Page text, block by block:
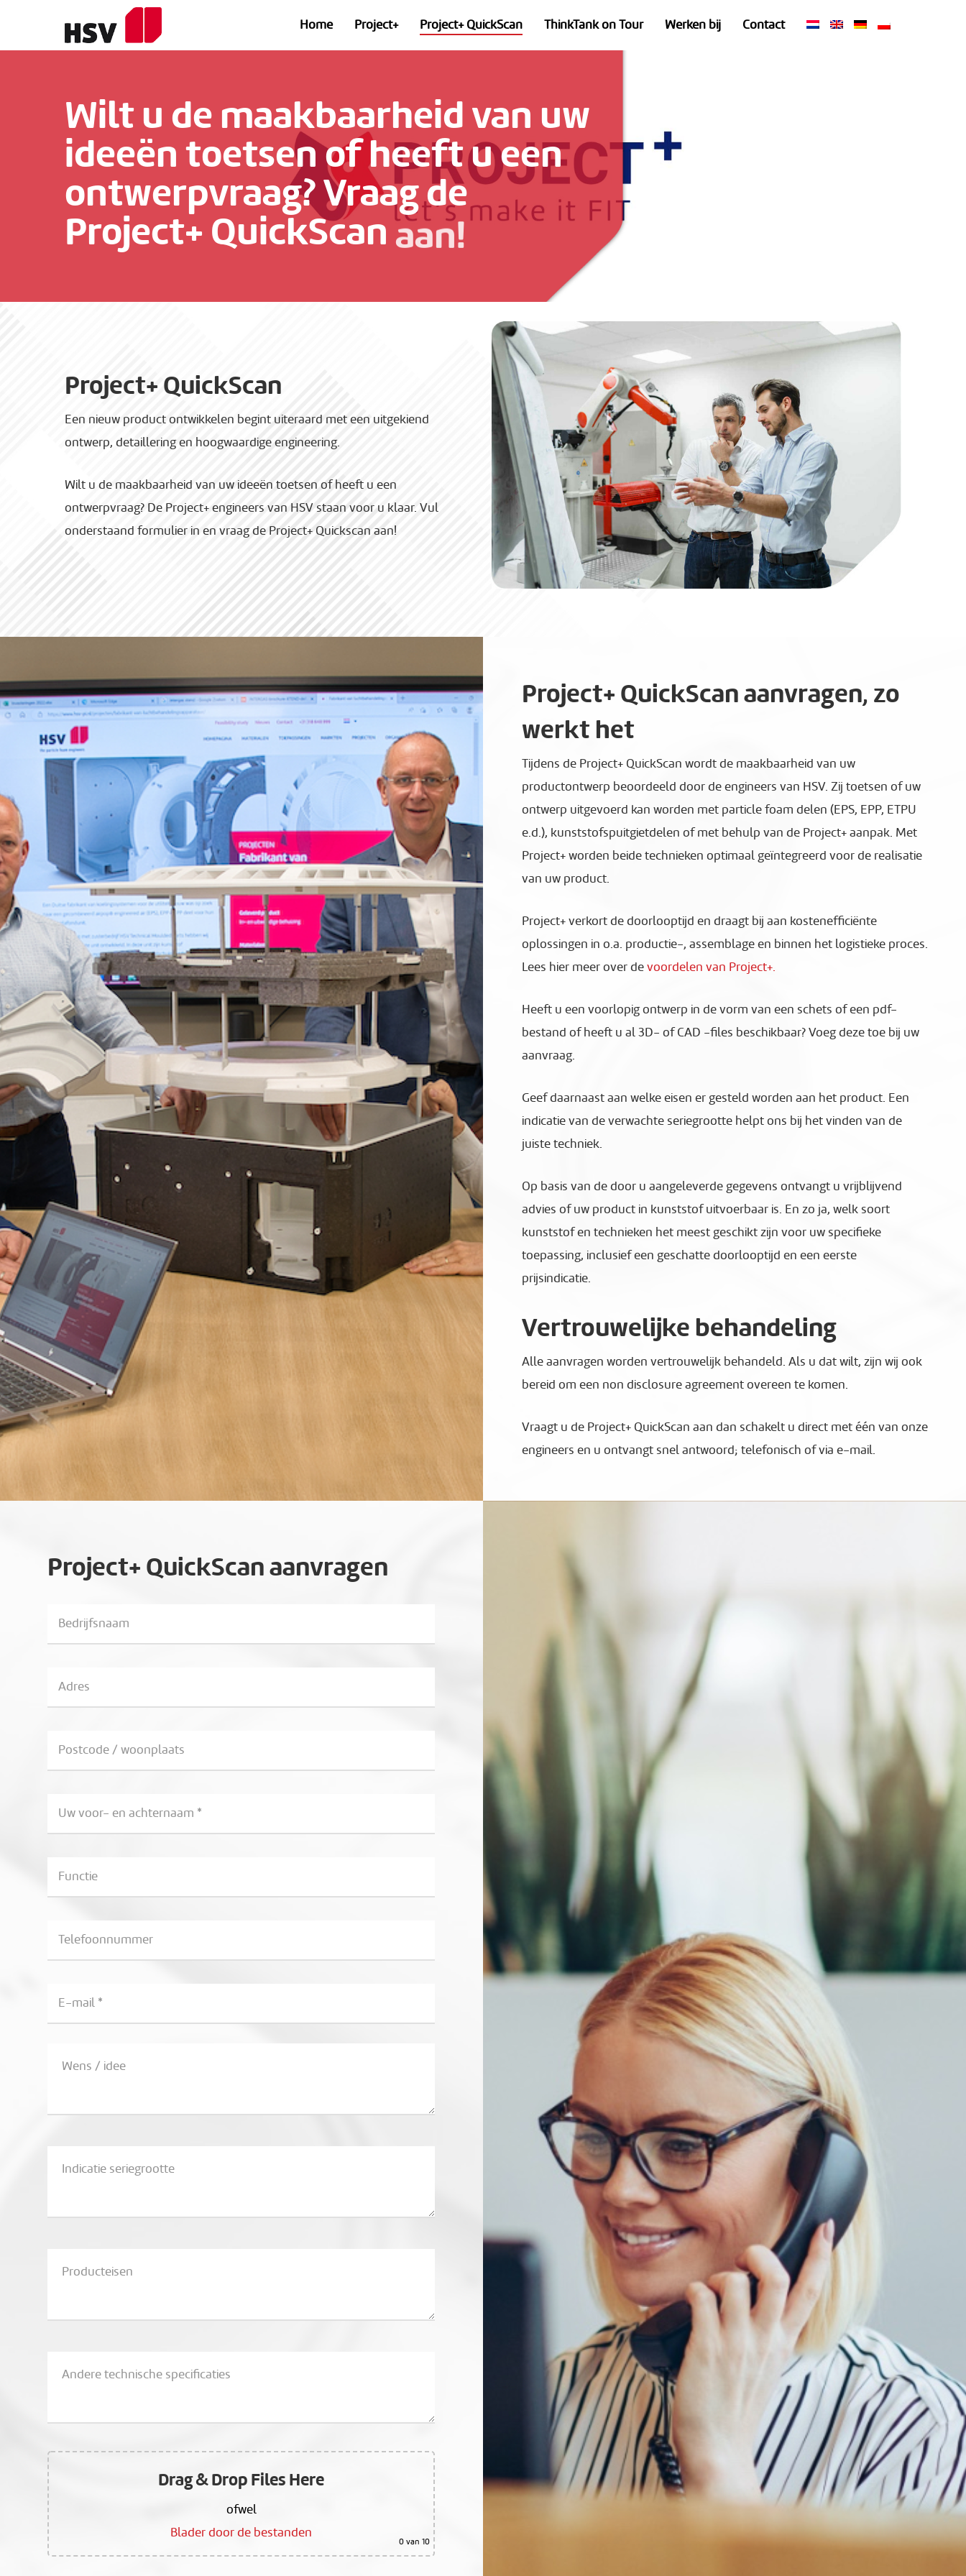
Home Project+ Project+ QuickScan ThinkTank on Tour Werken bij Contact
Wiltu de maakbaarheidvan uw
ideeëntoetsenofheeftueen
ontwerpvraag?Vraagde
Project+ QuickScanaan!
Project+ QuickScan
Een nieuw product ontwikkelen begint uiteraard met een uitgekiend
ontwerp, detaillering en hoogwaardige engineering.
Wilt u de maakbaarheid van uw ideeën toetsen of heeft u een
ontwerpvraag? De Project+ engineers van HSV staan voor u klaar. Vul
onderstaand formulier in en vraag de Project+ Quickscan aan!
Project+ QuickScan aanvragen, zo
werkt het
Tijdens de Project+ QuickScan wordt de maakbaarheid van uw
productontwerp beoordeeld door de engineers van HSV. Zij toetsen of uw
ontwerp uitgevoerd kan worden met particle foam delen (EPS, EPP, ETPU
e.d.), kunststofspuitgietdelen of met behulp van de Project+ aanpak. Met
Project+ worden beide technieken optimaal geïntegreerd voor de realisatie
van uw product.
Project+ verkort de doorlooptijd en draagt bij aan kostenefficiënte
oplossingen in o.a. productie-, assemblage en binnen het logistieke proces.
Lees hier meer over devoordelen van Project+.
Heeft u een voorlopig ontwerp in de vorm van een schets of een pdf-
bestand of heeft u al 3D- of CAD -files beschikbaar? Voeg deze toe bij uw
aanvraag.
Geef daarnaast aan welke eisen er gesteld worden aan het product. Een
indicatie van de verwachte seriegrootte helpt ons bij het vinden van de
juiste techniek.
Op basis van de door u aangeleverde gegevens ontvangt u vrijblijvend
advies of uw product in kunststof uitvoerbaar is. En zo ja, welk soort
kunststof en technieken het meest geschikt zijn voor uw specifieke
toepassing, inclusief een geschatte doorlooptijd en een eerste
prijsindicatie.
Vertrouwelijke behandeling
Alle aanvragen worden vertrouwelijk behandeld. Als u dat wilt, zijn wij ook
bereid om een non disclosure agreement overeen te komen.
Vraagt u de Project+ QuickScan aan dan schakelt u direct met één van onze
engineers en u ontvangt snel antwoord; telefonisch of via e-mail.
Project+ QuickScan aanvragen
Drag & Drop Files Here
ofwel
Blader door de bestanden
0van 10